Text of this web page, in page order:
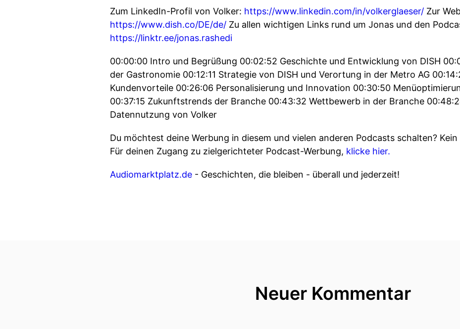
Zum LinkedIn-Profil von Volker: https://www.linkedin.com/in/volkerglaeser/ Zur
https://www.dish.co/DE/de/ Zu allen wichtigen Links rund um Jonas und den
https://linktr.ee/jonas.rashedi
00:00:00 Intro und Begrüßung 00:02:52 Geschichte und Entwicklung von DISH
der Gastronomie 00:12:11 Strategie von DISH und Verortung in der Metro AG
Kundenvorteile 00:26:06 Personalisierung und Innovation 00:30:50
00:37:15 Zukunftstrends der Branche 00:43:32 Wettbewerb in der Branche
Datennutzung von Volker
Du möchtest deine Werbung in diesem und vielen anderen Podcasts schalten? Kein
Für deinen Zugang zu zielgerichteter Podcast-Werbung, klicke hier.
Audiomarktplatz.de - Geschichten, die bleiben - überall und jederzeit!
Neuer Kommentar